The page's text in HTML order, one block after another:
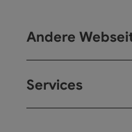
Andere
Services